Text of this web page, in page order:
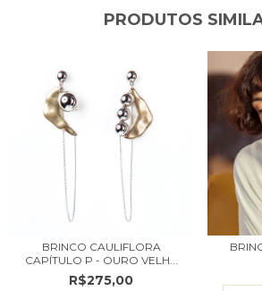
PRODUTOS
BRINCO CAULIFLORA
CAPÍTULO P - OURO VELH...
R$275,00